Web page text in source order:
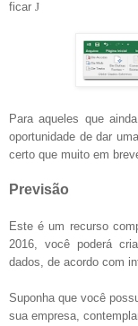
ficar J
Para aqueles que
oportunidade de dar
certo que muito em
Previsão
Este é um recurso
2016, você poderá
dados, de acordo com
Suponha que você
sua empresa,